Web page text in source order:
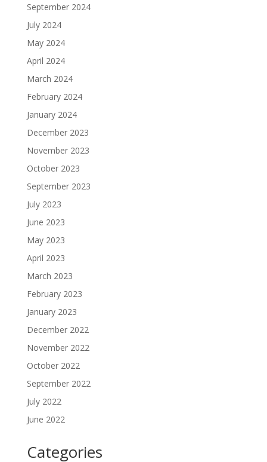
September 2024
July 2024
May 2024
April 2024
March 2024
February 2024
January 2024
December 2023
November 2023
October 2023
September 2023
July 2023
June 2023
May 2023
April 2023
March 2023
February 2023
January 2023
December 2022
November 2022
October 2022
September 2022
July 2022
June 2022
Categories